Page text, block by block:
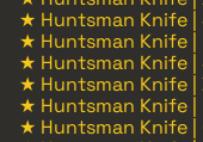
★ Huntsman Knife |
★ Huntsman Knife |
★ Huntsman Knife |
★ Huntsman Knife |
★ Huntsman Knife |
★ Huntsman Knife |